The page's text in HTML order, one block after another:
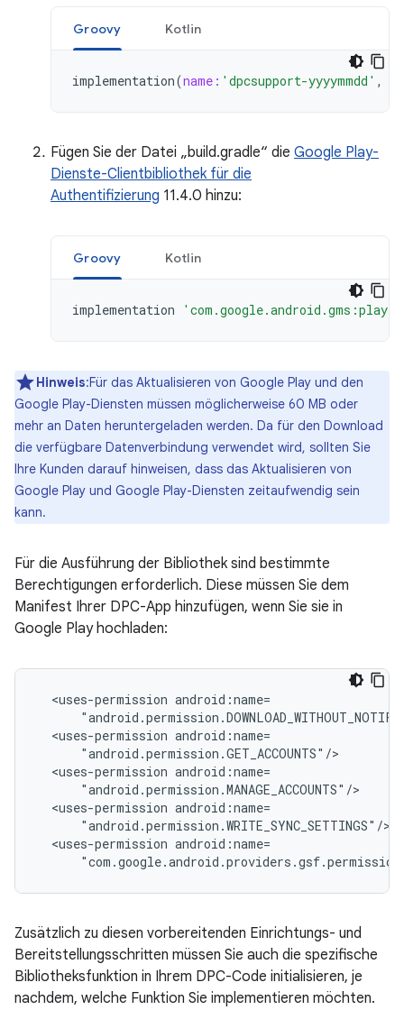
Groovy Kotlin
implementation(name: 'dpcsupport-yyyymmdd' ,
Fügen Sie der Datei „build.gradle“ die Google Play-
Dienste-Clientbibliothek für die
Authentifizierung 11.4.0 hinzu:
Groovy Kotlin
implementation
Hinweis:Für das Aktualisieren von Google Play und den
Google Play-Diensten müssen möglicherweise 60 MB oder
mehr an Daten heruntergeladen werden. Da für den Download
die verfügbare Datenverbindung verwendet wird, sollten Sie
Ihre Kunden darauf hinweisen, dass das Aktualisieren von
Google Play und Google Play-Diensten zeitaufwendig sein
kann.
Für die Ausführung der Bibliothek sind bestimmte
Berechtigungen erforderlich. Diese müssen Sie dem
Manifest Ihrer DPC-App hinzufügen, wenn Sie sie in
Google Play hochladen:
<uses-permission
<uses-permission
<uses-permission
<uses-permission
<uses-permission
Zusätzlich zu diesen vorbereitenden Einrichtungs- und
Bereitstellungsschritten müssen Sie auch die spezifische
Bibliotheksfunktion in Ihrem DPC-Code initialisieren, je
nachdem, welche Funktion Sie implementieren möchten.